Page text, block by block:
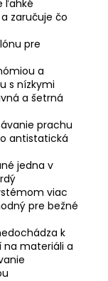
ľahké
zaručuje čo
pre
a
s nízkymi
a šetrná
prachu
antistatická
jedna v
viac
pre bežné
k
na materiáli a